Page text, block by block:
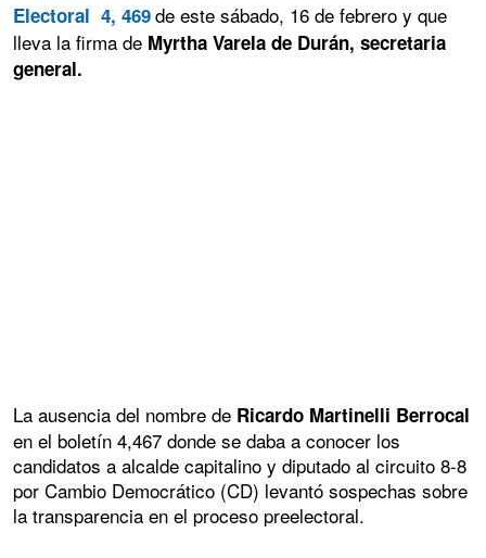
Electoral 4, 469de este sábado, 16 de febrero y que
lleva la firma de Myrtha Varela de Durán, secretaria
general.
La ausencia del nombre de Ricardo Martinelli Berrocal
en el boletín 4,467 donde se daba a conocer los
candidatos a alcalde capitalino y diputado al circuito 8-8
por Cambio Democrático (CD) levantó sospechas sobre
la transparencia en el proceso preelectoral.